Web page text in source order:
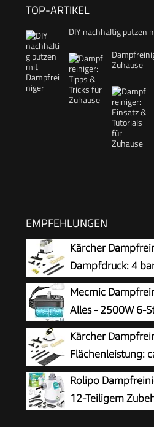
TOP-ARTIKEL
DIY nachhaltig putzen
Zuhause
EMPFEHLUNGEN
Kärcher
Dampfdruck: 4
Fläche: ca. 130
inkl. Bodenreinigungsset
Mikrofaser-Überzug und
Mecmic
Alles - 2500W 6-
Wassertank, 120
Aufheizzeit, Tragbar mit 10
Dampfreinigung für Boden,
Polstermöbel,Fenster,Auto
Kärcher
Flächenleistung:
Dampfdruck:
6,5 min., Heizleistung:
Bodenreinigungsset
Rolipo
12-Teiligem